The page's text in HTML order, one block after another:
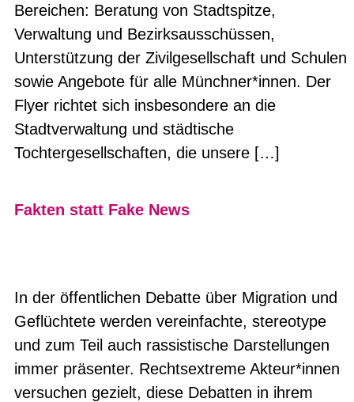
Bereichen: Beratung von Stadtspitze,
Verwaltung und Bezirksausschüssen,
Unterstützung der Zivilgesellschaft und Schulen
sowie Angebote für alle Münchner*innen. Der
Flyer richtet sich insbesondere an die
Stadtverwaltung und städtische
Tochtergesellschaften, die unsere […]
Fakten statt Fake News
In der öffentlichen Debatte über Migration und
Geflüchtete werden vereinfachte, stereotype
und zum Teil auch rassistische Darstellungen
immer präsenter. Rechtsextreme Akteur*innen
versuchen gezielt, diese Debatten in ihrem